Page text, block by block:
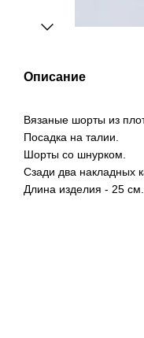
Описание
Вязаные шорты из
Посадка на талии.
Шорты со шнурком.
Сзади два накладных
Длина изделия - 25 см.